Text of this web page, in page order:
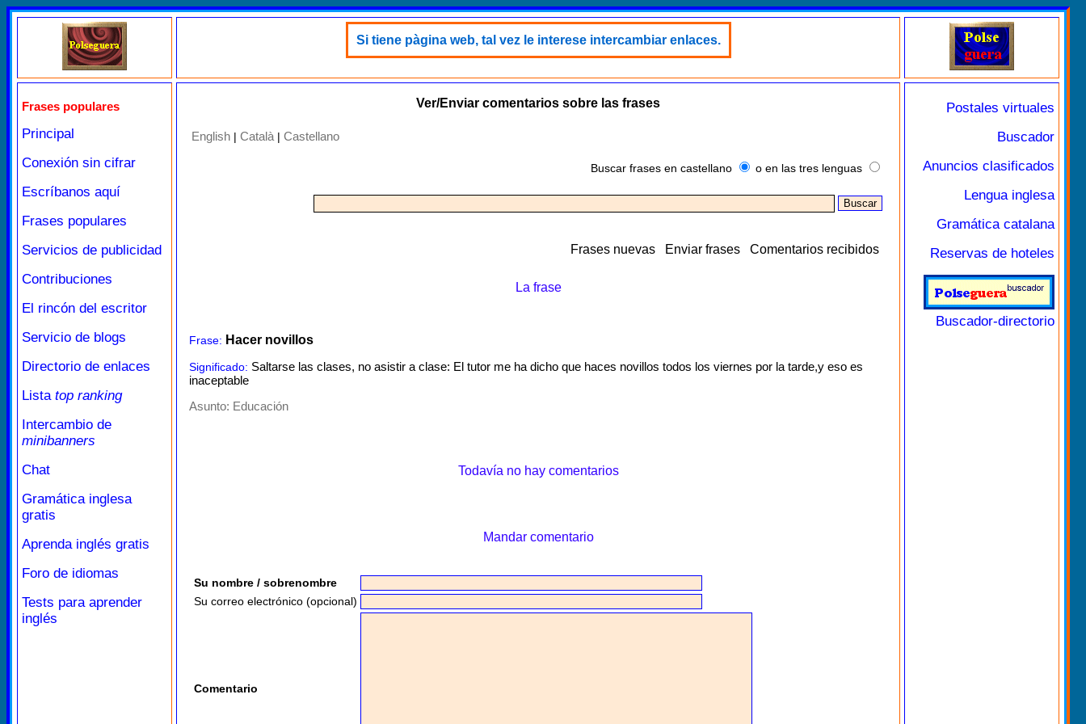
Si tiene pàgina web, tal vez le interese intercambiar enlaces.
Frases populares
Principal
Conexión sin cifrar
Escríbanos aquí
Frases populares
Servicios de publicidad
Contribuciones
El rincón del escritor
Servicio de blogs
Directorio de enlaces
Lista top ranking
Intercambio de
minibanners
Chat
Gramática inglesa
gratis
Aprenda inglés gratis
Foro de idiomas
Tests para aprender
inglés
Ver/Enviar comentarios sobre las frases
English | Català| Castellano
Buscar frases en castellano o en las tres lenguas
Frases nuevas Enviar frases Comentarios recibidos
La frase
Frase: Hacer novillos
Significado: Saltarse las clases, no asistir a clase: El tutor me ha dicho que haces novillos todos los viernes por la tarde,y eso es
inaceptable
Asunto: Educación
Todavía no hay comentarios
Mandar comentario
Su nombre / sobrenombre
Su correo electrónico (opcional)
Comentario
Postales virtuales
Buscador
Anuncios clasificados
Lengua inglesa
Gramática catalana
Reservas de hoteles
Buscador-directorio